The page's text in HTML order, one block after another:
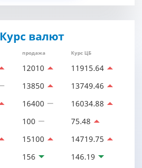
Курс валют
продажа Курс ЦБ
12010 11915.64
13850 13749.46
16400 16034.88
100 75.48
15100 14719.75
156 146.19